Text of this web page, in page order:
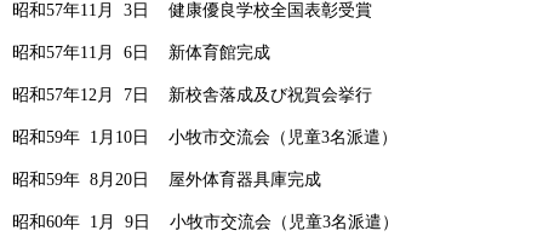
昭和57年11月 3日 健康優良学校全国表彰受賞
昭和57年11月 6日 新体育館完成
昭和57年12月 7日 新校舎落成及び祝賀会挙行
昭和59年 1月10日 小牧市交流会（児童3名派遣）
昭和59年 8月20日 屋外体育器具庫完成
昭和60年 1月 9日 小牧市交流会（児童3名派遣）